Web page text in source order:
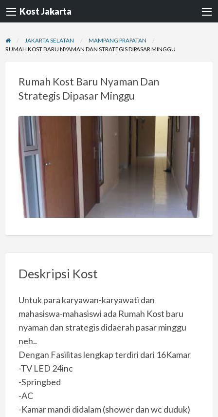
Kost Jakarta
JAKARTA SELATAN
MAMPANG PRAPATAN
RUMAH KOST BARU NYAMAN DAN STRATEGIS DIPASAR MINGGU
Rumah Kost Baru Nyaman Dan
Strategis Dipasar Minggu
Deskripsi Kost
Untuk para karyawan-karyawati dan
mahasiswa-mahasiswi ada Rumah Kost baru
nyaman dan strategis didaerah pasar minggu
neh..
Dengan Fasilitas lengkap terdiri dari 16Kamar
-TV LED 24inc
-Springbed
-AC
-Kamar mandi didalam (shower dan wc duduk)